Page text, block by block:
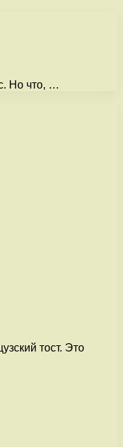
Но что, …
тост. Это